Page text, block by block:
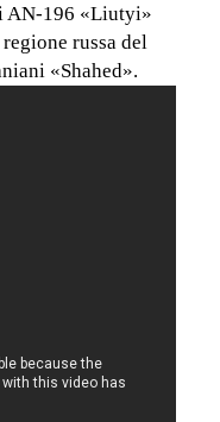
AN-196 «Liutyi»
russa del
«Shahed».